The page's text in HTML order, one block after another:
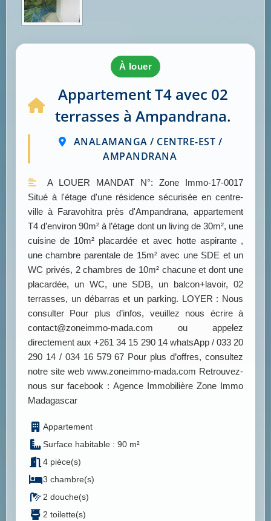
à louer
Appartement T4 avec 02
terrasses à Ampandrana.
ANALAMANGA / CENTRE-EST /
AMPANDRANA
A LOUER MANDAT N°: Zone Immo-17-0017
Situé à l'étage d'une résidence sécurisée en centre-
ville à Faravohitra près d'Ampandrana, appartement
T4 d’environ 90m² à l’étage dont un living de 30m², une
cuisine de 10m² placardée et avec hotte aspirante ,
une chambre parentale de 15m² avec une SDE et un
WC privés, 2 chambres de 10m² chacune et dont une
placardée, un WC, une SDB, un balcon+lavoir, 02
terrasses, un débarras et un parking. LOYER : Nous
consulter Pour plus d’infos, veuillez nous écrire à
contact@zoneimmo-mada.com ou appelez
directement aux +261 34 15 290 14 whatsApp / 033 20
290 14 / 034 16 579 67 Pour plus d’offres, consultez
notre site web www.zoneimmo-mada.com Retrouvez-
nous sur facebook : Agence Immobilière Zone Immo
Madagascar
Appartement
Surface habitable : 90 m²
4 pièce(s)
3 chambre(s)
2 douche(s)
2 toilette(s)